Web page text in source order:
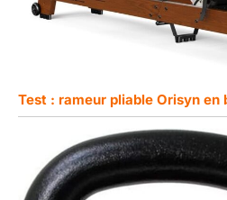
Test : rameur pliable Orisyn en